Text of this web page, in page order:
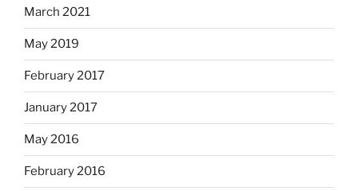
March 2021
May 2019
February 2017
January 2017
May 2016
February 2016